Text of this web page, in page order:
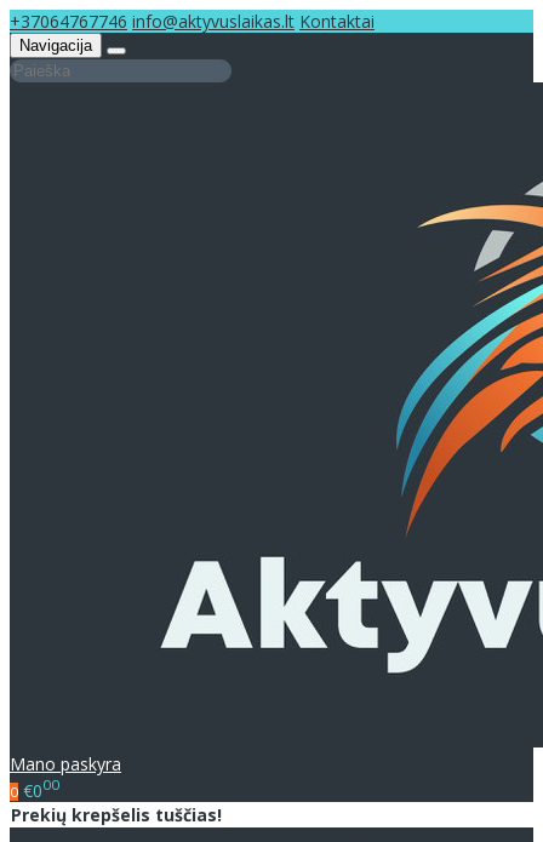
+37064767746 info@aktyvuslaikas.lt Kontaktai
Navigacija
Mano paskyra
0 €000
Prekių krepšelis tuščias!